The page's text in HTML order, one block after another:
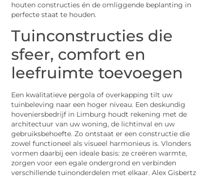
houten constructies én de omliggende beplanting in
perfecte staat te houden.
Tuinconstructies die
sfeer, comfort en
leefruimte toevoegen
Een kwalitatieve pergola of overkapping tilt uw
tuinbeleving naar een hoger niveau. Een deskundig
hoveniersbedrijf in Limburg houdt rekening met de
architectuur van uw woning, de lichtinval en uw
gebruiksbehoefte. Zo ontstaat er een constructie die
zowel functioneel als visueel harmonieus is. Vlonders
vormen daarbij een ideale basis: ze creëren warmte,
zorgen voor een egale ondergrond en verbinden
verschillende tuinonderdelen met elkaar. Alex Gisbertz